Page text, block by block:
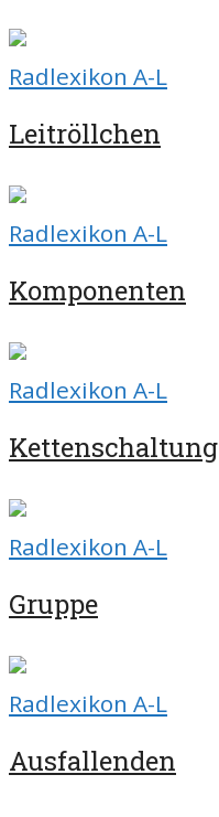
Radlexikon A-L
Leitröllchen
Radlexikon A-L
Komponenten
Radlexikon A-L
Kettenschaltung
Radlexikon A-L
Gruppe
Radlexikon A-L
Ausfallenden